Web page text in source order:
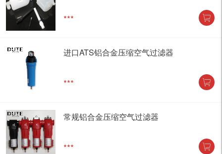
***
进口ATS铝合金压缩空气过滤器
***
常规铝合金压缩空气过滤器
***